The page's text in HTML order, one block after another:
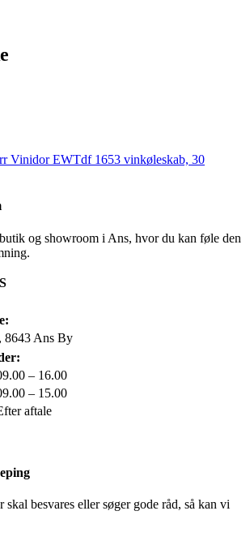
Vinidor EWTdf 1653 vinkøleskab, 30
og showroom i Ans, hvor du kan føle den
8643 Ans By
– 16.00
– 15.00
aftale
skal besvares eller søger gode råd, så kan vi